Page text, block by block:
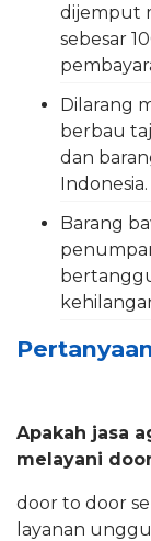
dijemput
sebesar
Dilarang
berbau
dan
Indonesia.
Barang
Apakah jasa
melayani
door to door
layanan